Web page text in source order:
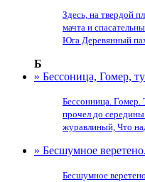
Здесь, на твердой
мачта и
Юга Деревянный
Б
» Бессоница, Гомер,
Бессонница. Гомер.
прочел до
журавлиный, Что
» Бесшумное
Бесшумное